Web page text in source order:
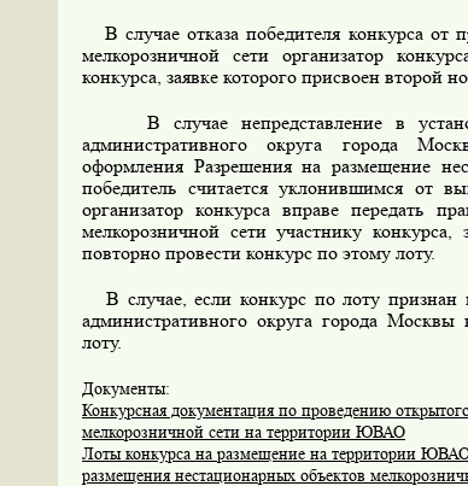
В случае отказа победителя конкурса от
мелкорозничной сети организатор
конкурса, заявке которого присвоен второй
В случае непредставление в
административного округа города
оформления Разрешения на размещение
победитель считается уклонившимся от
организатор конкурса вправе передать
мелкорозничной сети участнику
повторно провести конкурс по этому лоту.
В случае, если конкурс по лоту признан
административного округа города
лоту.
Документы:
Конкурсная документация по проведению
мелкорозничной сети на территории ЮВАО
Лоты конкурса на размещение на территории
размещения нестационарных объектов